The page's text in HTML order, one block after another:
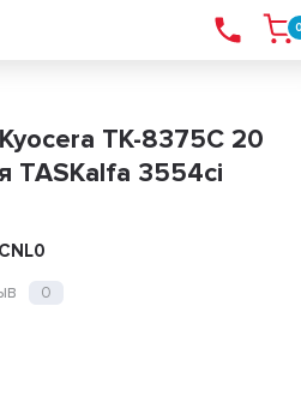
TK-8375C 20
TASKalfa 3554ci
0